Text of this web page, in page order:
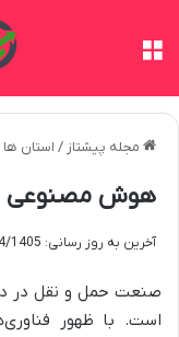
مجله پیشتاز / استان ها
هوش مصنوعی
آخرین به روز رسانی: 17/04/1405
صنعت حمل و نقل در
است. با ظهور